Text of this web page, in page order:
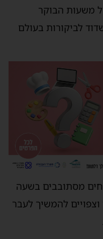
משעות הבוקר
לביקורות בעולם
מסתובבים בשעה
להמשיך לעבר